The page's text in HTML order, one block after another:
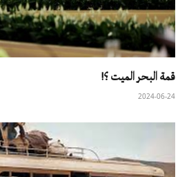
قمة البحر الميت ؟!
2024-06-24